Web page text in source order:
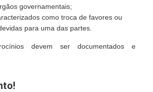
governamentais;
como troca de favores ou
para uma das partes.
devem ser documentados e